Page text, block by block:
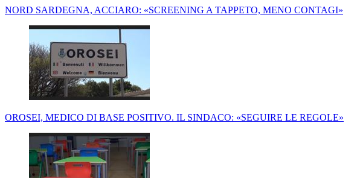
NORD SARDEGNA, ACCIARO: «SCREENING A TAPPETO, MENO CONTAGI»
OROSEI, MEDICO DI BASE POSITIVO. IL SINDACO: «SEGUIRE LE REGOLE»